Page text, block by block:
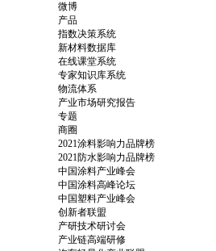
微博
产品
指数决策系统
新材料数据库
在线课堂系统
专家知识库系统
物流体系
产业市场研究报告
专题
商圈
2021涂料影响力品牌榜
2021防水影响力品牌榜
中国涂料产业峰会
中国涂料高峰论坛
中国塑料产业峰会
创新者联盟
产研技术研讨会
产业链高端研修